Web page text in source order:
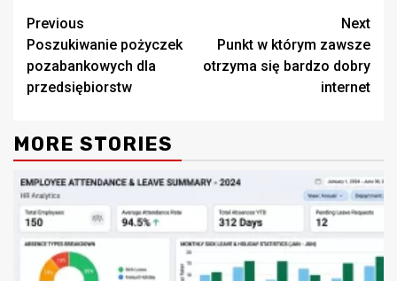
Continue
Reading
Previous
Poszukiwanie pożyczek
pozabankowych dla
przedsiębiorstw
Next
Punkt w którym zawsze
otrzyma się bardzo dobry
internet
MORE STORIES